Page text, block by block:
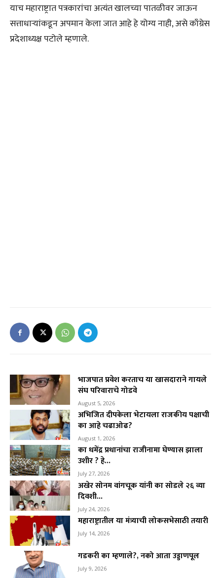
याच महाराष्ट्रात पत्रकारांचा अत्यंत खालच्या पातळीवर जाऊन
सत्ताधाऱ्यांकडून अपमान केला जात आहे हे योग्य नाही, असे काँग्रेस
प्रदेशाध्यक्ष पटोले म्हणाले.
भाजपात प्रवेश करताच या खासदाराने गायले
संघ परिवाराचे गोडवे
August 5, 2026
अभिजित दीपकेला भेटायला राजकीय पक्षाची
का आहे चढाओढ?
August 1, 2026
का धमेंद्र प्रधानांचा राजीनामा घेण्यास झाला
उशीर ? हे...
July 27, 2026
अखेर सोनम वांगचूक यांनी का सोडले २६ व्या
दिवशी...
July 24, 2026
महाराष्ट्रातील या मंत्र्याची लोकसभेसाठी तयारी
July 14, 2026
गडकरी का म्हणाले?, नको आता उड्डाणपूल
July 9, 2026